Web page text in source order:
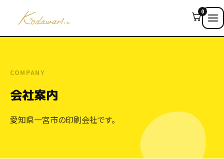
0
COMPANY
会社案内
愛知県一宮市の印刷会社です。